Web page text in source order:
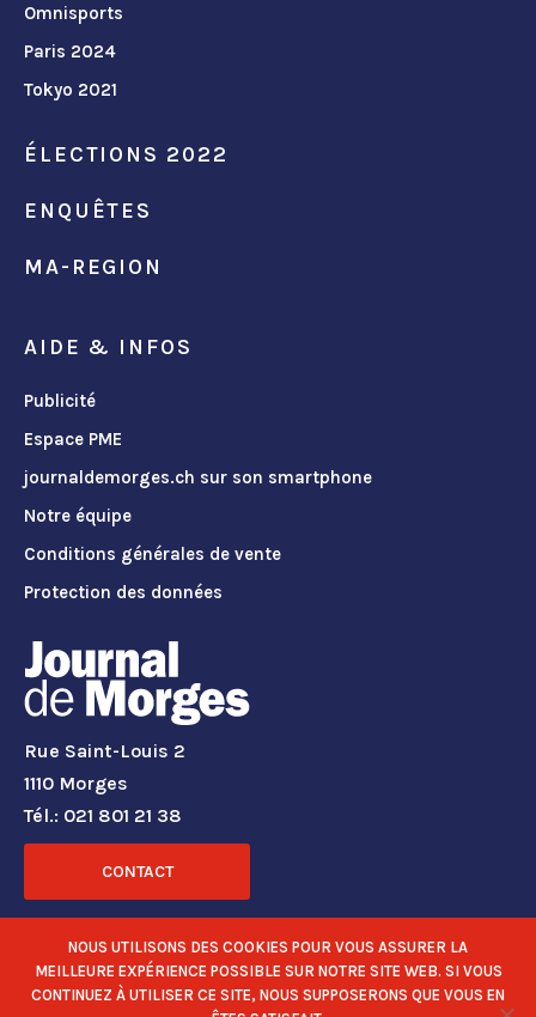
Omnisports
Paris 2024
Tokyo 2021
ÉLECTIONS 2022
ENQUÊTES
MA-REGION
AIDE & INFOS
Publicité
Espace PME
journaldemorges.ch sur son smartphone
Notre équipe
Conditions générales de vente
Protection des données
Rue Saint-Louis 2
1110 Morges
Tél.: 021 801 21 38
CONTACT
RÉSEAUX SOCIAUX
NOUS UTILISONS DES COOKIES POUR VOUS ASSURER LA
MEILLEURE EXPÉRIENCE POSSIBLE SUR NOTRE SITE WEB. SI VOUS
CONTINUEZ À UTILISER CE SITE, NOUS SUPPOSERONS QUE VOUS EN